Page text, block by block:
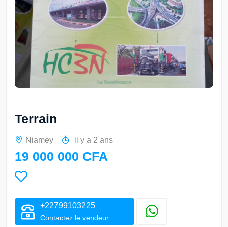
Terrain
Niamey il y a 2 ans
19 000 000 CFA
+22799103225
Contactez le vendeur